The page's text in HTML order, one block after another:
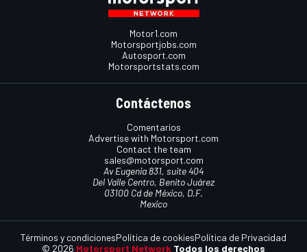
Motor1.com
Motorsportjobs.com
Autosport.com
Motorsportstats.com
Contáctenos
Comentarios
Advertise with Motorsport.com
Contact the team
sales@motorsport.com
Av Eugenia 831, suite 404
Del Valle Centro, Benito Juárez
03100 Cd de México, D.F.
Mexico
© 2026 Motorsport Network Todos los derechos
Términos y condicionesPolítica de cookiesPolítica de Privacidad